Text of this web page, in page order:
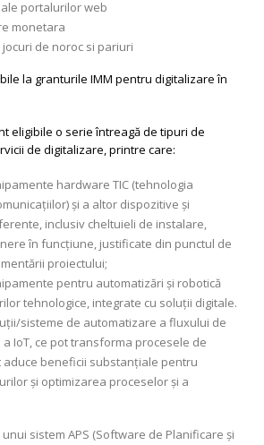
ale portalurilor web
monetara
jocuri de noroc si pariuri
la granturile IMM pentru digitalizare în
eligibile o serie întreagă de tipuri de
de digitalizare, printre care:
hardware TIC (tehnologia
și a altor dispozitive și
inclusiv cheltuieli de instalare,
în funcțiune, justificate din punctul de
proiectului;
pentru automatizări și robotică
tehnologice, integrate cu soluții digitale.
sisteme de automatizare a fluxului de
a IoT, ce pot transforma procesele de
aduce beneficii substanțiale pentru
și optimizarea proceselor și a
sistem APS (Software de Planificare și